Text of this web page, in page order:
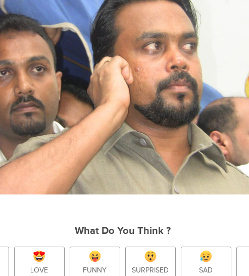
What Do You Think ?
LOVE FUNNY SURPRISED SAD